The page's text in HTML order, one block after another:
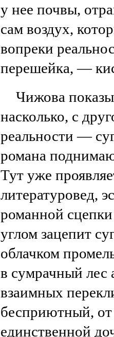
у нее почвы,
сам воздух,
вопреки
перешейка, —
Чижова
насколько, с
реальности —
романа
Тут уже
литературовед,
романной
углом зацепит
облачком
в сумрачный лес
взаимных
бесприютный,
единственной